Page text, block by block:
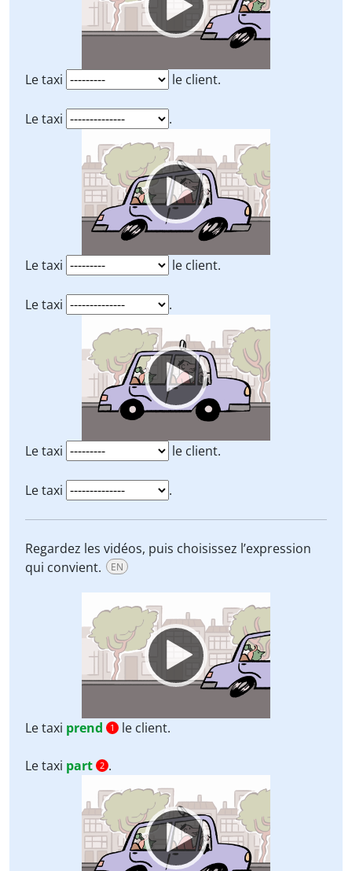
Le taxi le client.
Le taxi
.
Le taxi le client.
Le taxi
.
Le taxi le client.
Le taxi .
Regardez les vidéos, puis choisissez l’expression
qui convient.
EN
Le taxi prend 1 le client.
Le taxi part 2 .